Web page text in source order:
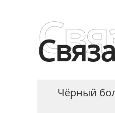
Чёрный